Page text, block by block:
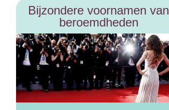
Bijzondere voornamen van
beroemdheden